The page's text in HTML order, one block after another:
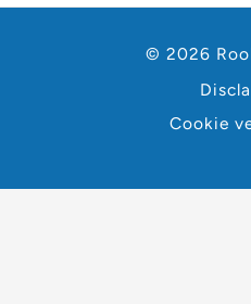
© 2026
Cookie